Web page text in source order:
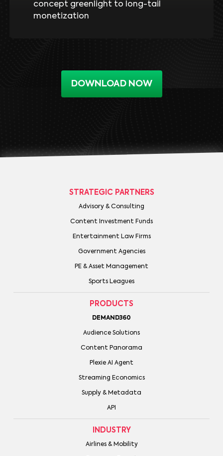
concept greenlight to long-tail
monetization
DOWNLOAD NOW
STRATEGIC PARTNERS
Advisory & Consulting
Content Investment Funds
Entertainment Law Firms
Government Agencies
PE & Asset Management
Sports Leagues
PRODUCTS
DEMAND360
Audience Solutions
Content Panorama
Plexie AI Agent
Streaming Economics
Supply & Metadata
API
INDUSTRY
Airlines & Mobility